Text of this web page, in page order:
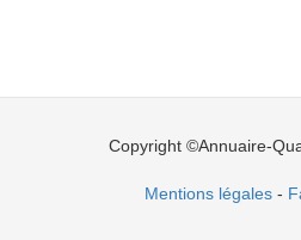
Copyright ©Annuaire-
Mentions légales-